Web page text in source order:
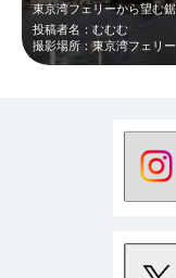
投稿者名：むむむ
撮影場所：東京湾フェリー